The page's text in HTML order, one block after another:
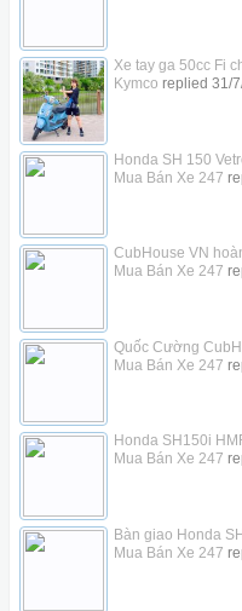
Xe tay ga 50cc Fi
Kymco replied 31/
Honda SH 150
Mua Bán Xe 247
CubHouse VN
Mua Bán Xe 247
Quốc Cường
Mua Bán Xe 247
Honda SH150i
Mua Bán Xe 247
Bàn giao Honda
Mua Bán Xe 247